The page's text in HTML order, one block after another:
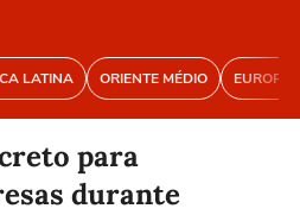
LATINA ORIENTE MÉDIO EUROPA
para
durante